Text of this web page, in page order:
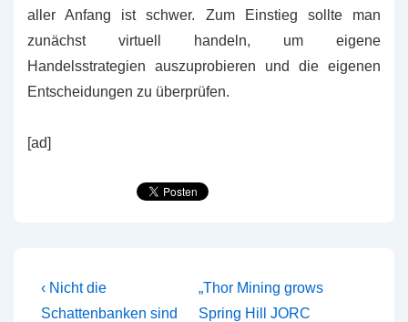
aller Anfang ist schwer. Zum Einstieg sollte man
zunächst virtuell handeln, um eigene
Handelsstrategien auszuprobieren und die eigenen
Entscheidungen zu überprüfen.
[ad]
Beitragsnavigation
Vorheriger
Beitrag
‹ Nicht die
Schattenbanken sind
Nächster
Beitrag
„Thor Mining grows
Spring Hill JORC